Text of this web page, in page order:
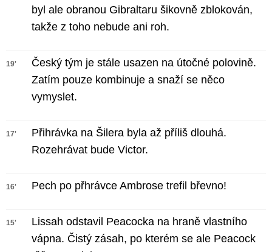
byl ale obranou Gibraltaru šikovně zblokován,
takže z toho nebude ani roh.
19'
Český tým je stále usazen na útočné polovině.
Zatím pouze kombinuje a snaží se něco
vymyslet.
17'
Přihrávka na Šilera byla až příliš dlouhá.
Rozehrávat bude Victor.
16' Pech po přhrávce Ambrose trefil břevno!
15'
Lissah odstavil Peacocka na hraně vlastního
vápna. Čistý zásah, po kterém se ale Peacock